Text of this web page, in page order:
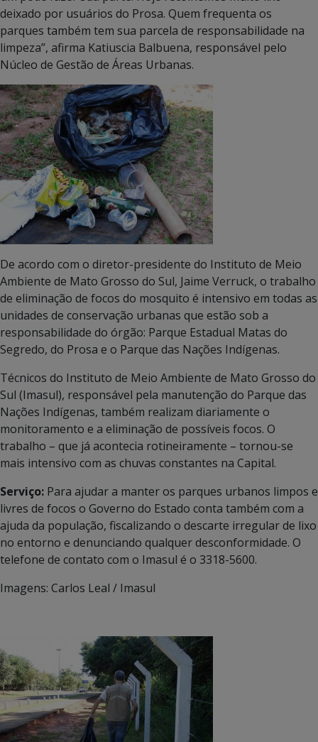
deixado por usuários do Prosa. Quem frequenta os
parques também tem sua parcela de responsabilidade na
limpeza”, afirma Katiuscia Balbuena, responsável pelo
Núcleo de Gestão de Áreas Urbanas.
De acordo com o diretor-presidente do Instituto de Meio
Ambiente de Mato Grosso do Sul, Jaime Verruck, o trabalho
de eliminação de focos do mosquito é intensivo em todas as
unidades de conservação urbanas que estão sob a
responsabilidade do órgão: Parque Estadual Matas do
Segredo, do Prosa e o Parque das Nações Indígenas.
Técnicos do Instituto de Meio Ambiente de Mato Grosso do
Sul (Imasul), responsável pela manutenção do Parque das
Nações Indígenas, também realizam diariamente o
monitoramento e a eliminação de possíveis focos. O
trabalho – que já acontecia rotineiramente – tornou-se
mais intensivo com as chuvas constantes na Capital.
Serviço: Para ajudar a manter os parques urbanos limpos e
livres de focos o Governo do Estado conta também com a
ajuda da população, fiscalizando o descarte irregular de lixo
no entorno e denunciando qualquer desconformidade. O
telefone de contato com o Imasul é o 3318-5600.
Imagens: Carlos Leal / Imasul